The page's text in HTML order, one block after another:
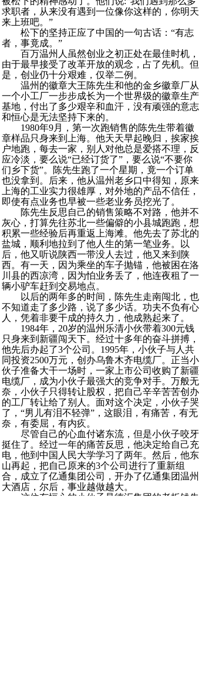
求职者，从来没有遇到一位像你这样的，你明天
来上班吧。”
松下的坚持正应了中国的一句古话：“有志
者，事竟成。”
百万温州人虽然创业之初正处在最佳时机，
由于最早接受了改革开放的观念，占了先机。但
是，创业仍十分艰难，仅举二例。
温州的徽章大王陈先生和他的金乡徽章厂从
一个小工厂一步步成长为一个世界级的徽章生产
基地，付出了多少艰辛和血汗，没有顽强的意志
和恒心是无法坚持下来的。
1980年9月，第一次跑销售的陈先生带着徽
章样品只身来到上海。他天天早起晚归，挨家挨
户地跑，每去一家，别人对他总是爱搭不理，反
应冷淡，要么说“已经订货了”，要么说“不要你
们乡下货”。陈先生跑了一个星期，竟一个订单
也没拿到。后来，他从温州老乡口中得知，原来
上海的工业实力很雄厚，对外地的产品不信任，
即使有点业务也早被一些老业务员挖光了。
陈先生反思自己的销售策略不对路，他并不
灰心，打算先往苏北一些偏僻的小县城跑跑，想
积累一些经验后再重返上海滩。他先去了苏北的
盐城，顺利地拉到了他人生的第一笔业务。以
后，他又听说陕西一带没人去过，他又来到陕
西。有一天，因为乘坐的车子抛锚，他被困在洛
川县的西凉湾，因为怕业务丢了，他连夜租了一
辆小驴车赶到交易地点。
以后的两年多的时间，陈先生走南闯北，也
不知道走了多少路，说了多少话。功夫不负有心
人，凭着非要干成的持久力，他成熟起来了。
1984年，20岁的温州乐清小伙带着300元钱
只身来到新疆闯天下。经过十多年的奋斗拼搏，
他先后办起了3个公司。1995年，小伙子与人共
同投资2500万元，创办乌鲁木齐电缆厂。正当小
伙子准备大干一场时，一家上市公司收购了新疆
电缆厂，成为小伙子最强大的竞争对手。万般无
奈，小伙子只得转让股权，把自己辛辛苦苦创办
的工厂转让给了别人。面对这个决定，小伙子哭
了，“男儿有泪不轻弹”，这眼泪，有痛苦，有无
奈，有委屈，有内疚。
尽管自己的心血付诸东流，但是小伙子咬牙
挺住了。经过一年的痛苦反思，他决定给自己充
电，他到中国人民大学学习了两年。然后，他东
山再起，把自己原来的3个公司进行了重新组
合，成立了亿通集团公司，开办了亿通集团温州
大酒店，尔后，事业越做越大。
这位有恒心的小伙子是德汇集团的老板钱先